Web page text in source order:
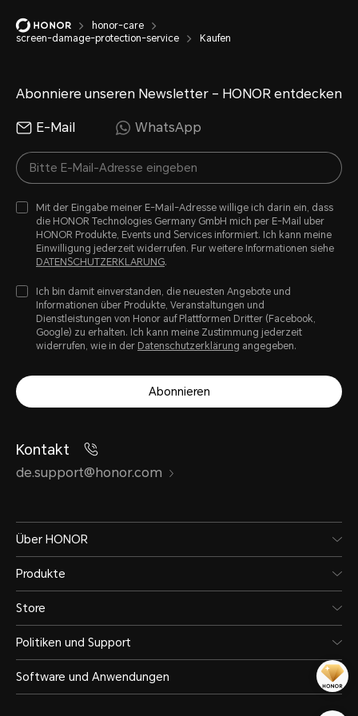
ursprünglichen Herstellergarantieleistungen
nicht weiter nutzen.
honor-care
screen-damage-protection-service
Kaufen
Abonniere unseren Newsletter – HONOR entdecken
E-Mail WhatsApp
Mit der Eingabe meiner E-Mail-Adresse willige ich darin ein, dass
die HONOR Technologies Germany GmbH mich per E-Mail uber
HONOR Produkte, Events und Services informiert. Ich kann meine
Einwilligung jederzeit widerrufen. Fur weitere Informationen siehe
DATENSCHUTZERKLARUNG.
Ich bin damit einverstanden, die neuesten Angebote und
Informationen über Produkte, Veranstaltungen und
Dienstleistungen von Honor auf Plattformen Dritter (Facebook,
Google) zu erhalten. Ich kann meine Zustimmung jederzeit
widerrufen, wie in der Datenschutzerklärung angegeben.
Abonnieren
Kontakt
de.support@honor.com
Über HONOR
Produkte
Store
Politiken und Support
Software und Anwendungen